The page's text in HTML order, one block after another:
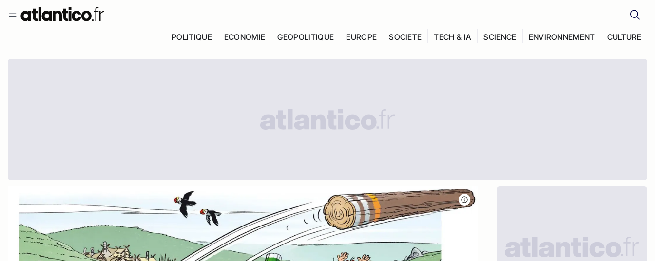
POLITIQUE ECONOMIE GEOPOLITIQUE EUROPE SOCIETE TECH & IA SCIENCE ENVIRONNEMENT CULTURE